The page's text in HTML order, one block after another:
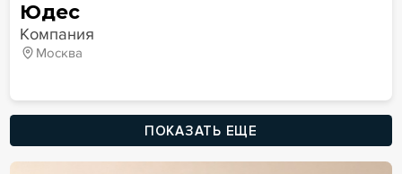
Юдес
Компания
Москва
ПОКАЗАТЬ ЕЩЕ